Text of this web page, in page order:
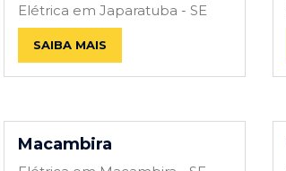
Elétrica em Japaratuba - SE
SAIBA MAIS
Macambira